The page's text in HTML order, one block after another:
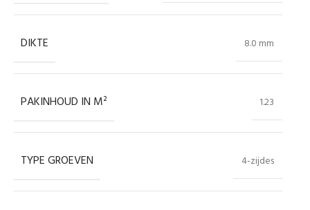
DIKTE 8.0 mm
PAKINHOUD IN M² 1.23
TYPE GROEVEN 4-zijdes